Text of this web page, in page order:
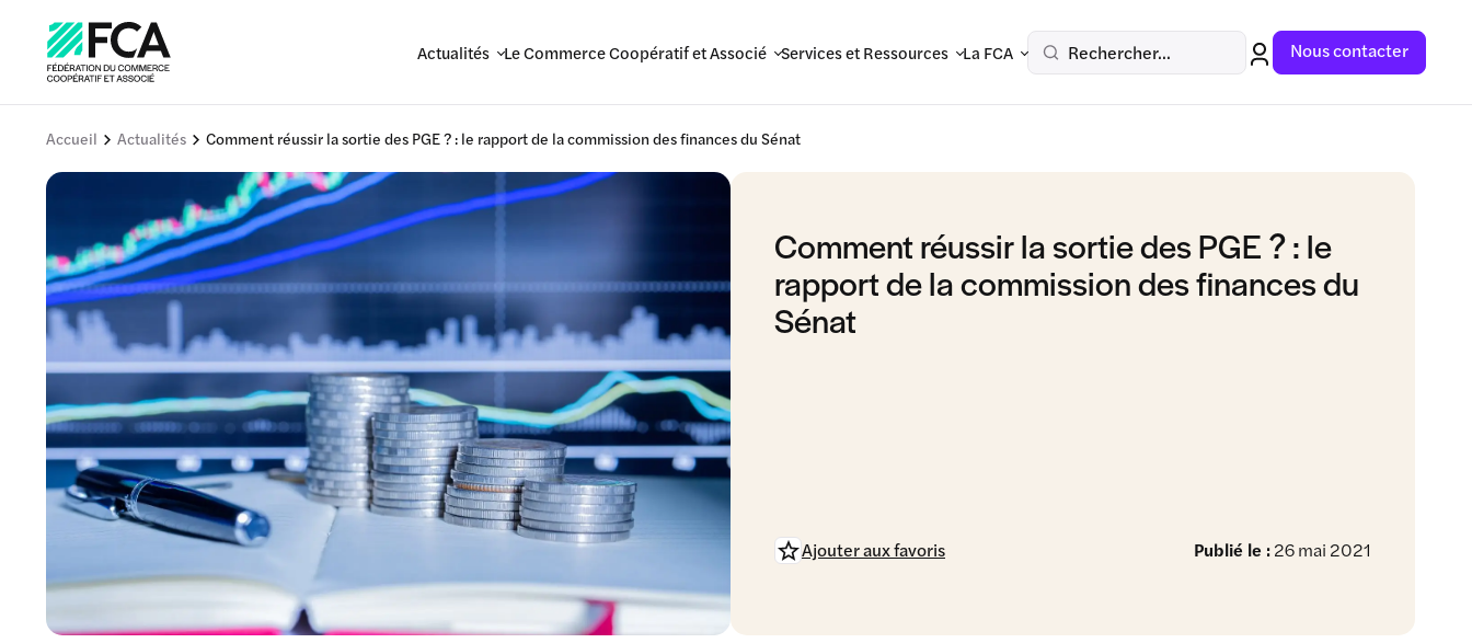
Actualités Le Commerce Coopératif et Associé Services et Ressources La FCA Rechercher... Nous contacter
Accueil Actualités Comment réussir la sortie des PGE ? : le rapport de la commission des finances du Sénat
Comment réussir la sortie des PGE ? : le
rapport de la commission des finances du
Sénat
Publié le :26 mai 2021
Ajouter aux favoris